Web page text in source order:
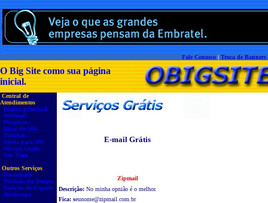
Fale Conosco|Troca de Banners
O Big Site como sua página
inicial.
Central de
Atendimentos
Página principal
Webmail
Pesquisas
Dicas do Mês
Tutoriais
Ajuda para IRC
Serviço Grátis
Seu Time
Outros Serviços
Downloads
Previsão do Tempo
Notícias de Esporte
Horóscopo
E-mail Grátis
Zipmail
Descrição: No minha opnião é o melhor.
Fica: seunome@zipmail.com.br